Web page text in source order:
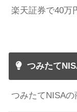
楽天証券で40万
つみたて
つみたてNISA